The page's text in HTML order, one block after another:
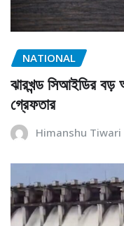
NATIONAL
ঝারখন্ড সিআইডির বড়
গ্রেফতার
Himanshu Tiwari